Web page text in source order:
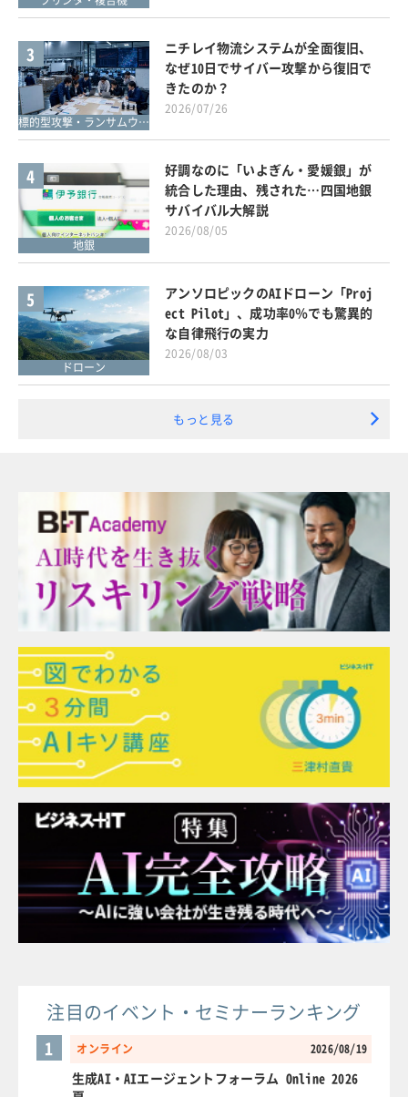
3
標的型攻撃・ランサムウェア対策
ニチレイ物流システムが全面復旧、
なぜ10日でサイバー攻撃から復旧で
きたのか？
2026/07/26
4
地銀
好調なのに「いよぎん・愛媛銀」が
統合した理由、残された…四国地銀
サバイバル大解説
2026/08/05
5
ドローン
アンソロピックのAIドローン「Proj
ect Pilot」、成功率0％でも驚異的
な自律飛行の実力
2026/08/03
もっと見る
注目のイベント・セミナーランキング
オンライン 2026/08/19
1
生成AI・AIエージェントフォーラム Online 2026